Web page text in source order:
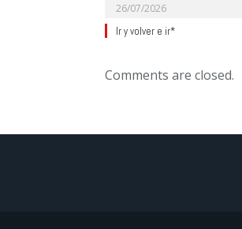
26/07/2026
Ir y volver e ir*
Comments are closed.